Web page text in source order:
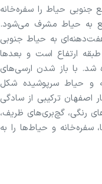
حیاط را سفره‌خانه
به حیاط مشرف می‌شود.
به حیاط جنوبی
ارتفاع است و بعد‌ها
شد. با باز شدن ارسی‌های
و حیاط سرپوشیده شکل
اصفهان ترکیبی از سادگی
رنگی، گچ‌بری‌های ظریف،
سفره‌خانه و حیاط‌ها را به